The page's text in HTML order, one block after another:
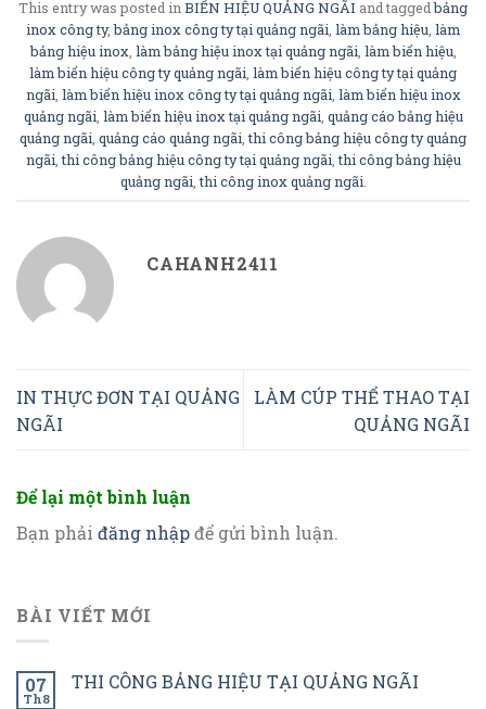
This entry was posted in BIỂN HIỆU QUẢNG NGÃI and taggedbảng
inox công ty,bảng inox công ty tại quảng ngãi làm bảng hiệu làm
bảng hiệu inox làm bảng hiệu inox tại quảng ngãi làm biển hiệu
làm biển hiệu công ty quảng ngãi làm biển hiệu công ty tại quảng
ngãi làm biển hiệu inox công ty tại quảng ngãi làm biển hiệu inox
quảng ngãi làm biển hiệu inox tại quảng ngãi quảng cáo bảng hiệu
quảng ngãi quảng cáo quảng ngãi ,thi công bảng hiệu công ty quảng
ngãi ,thi công bảng hiệu công ty tại quảng ngãi ,thi công bảng hiệu
quảng ngãi ,thi công inox quảng ngãi
CAHANH2411
IN THỰC ĐƠN TẠI QUẢNG
NGÃI
LÀM CÚP THỂ THAO TẠI
QUẢNG NGÃI
Để lại một bình luận
Bạn phải đăng nhậpđể gửi bình luận.
BÀI VIẾT MỚI
07
Th8
THI CÔNG BẢNG HIỆU TẠI QUẢNG NGÃI